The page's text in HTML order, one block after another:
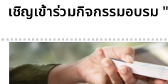
เชิญเข้าร่วมกิจกรรมอบรม